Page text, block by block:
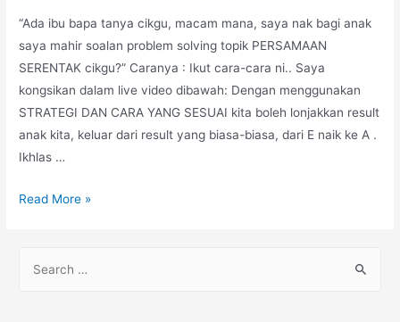
“Ada ibu bapa tanya cikgu, macam mana, saya nak bagi anak
saya mahir soalan problem solving topik PERSAMAAN
SERENTAK cikgu?” Caranya : Ikut cara-cara ni.. Saya
kongsikan dalam live video dibawah: Dengan menggunakan
STRATEGI DAN CARA YANG SESUAI kita boleh lonjakkan result
anak kita, keluar dari result yang biasa-biasa, dari E naik ke A .
Ikhlas …
Persamaan
Jenis
Read More »